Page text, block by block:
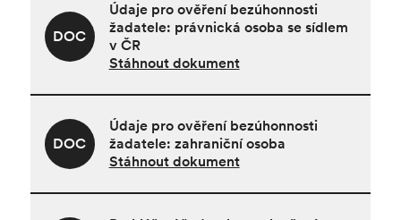
Údaje pro ověření bezúhonnosti
žadatele: právnická osoba se sídlem
v ČR
Stáhnout dokument
DOC
Údaje pro ověření bezúhonnosti
žadatele: zahraniční osoba
Stáhnout dokument
DOC